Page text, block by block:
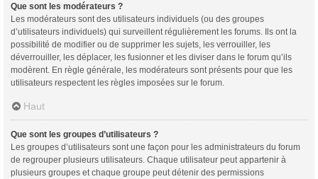
Que sont les modérateurs ?
Les modérateurs sont des utilisateurs individuels (ou des groupes
d’utilisateurs individuels) qui surveillent régulièrement les forums. Ils ont la
possibilité de modifier ou de supprimer les sujets, les verrouiller, les
déverrouiller, les déplacer, les fusionner et les diviser dans le forum qu’ils
modèrent. En règle générale, les modérateurs sont présents pour que les
utilisateurs respectent les règles imposées sur le forum.
Haut
Que sont les groupes d’utilisateurs ?
Les groupes d’utilisateurs sont une façon pour les administrateurs du forum
de regrouper plusieurs utilisateurs. Chaque utilisateur peut appartenir à
plusieurs groupes et chaque groupe peut détenir des permissions